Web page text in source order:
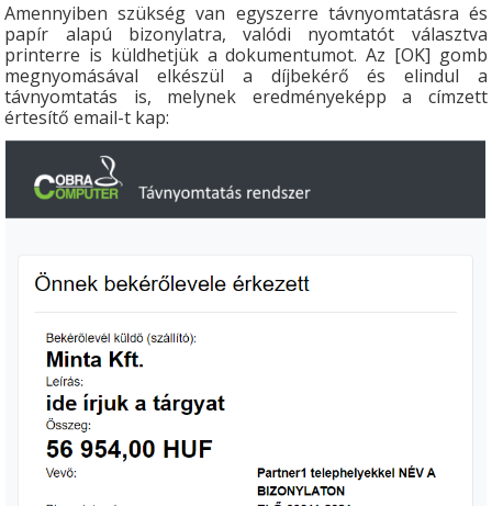
Amennyiben szükség van egyszerre távnyomtatásra és
papír alapú bizonylatra, valódi nyomtatót választva
printerre is küldhetjük a dokumentumot. Az [OK] gomb
megnyomásával elkészül a díjbekérő és elindul a
távnyomtatás is, melynek eredményeképp a címzett
értesítő email-t kap: